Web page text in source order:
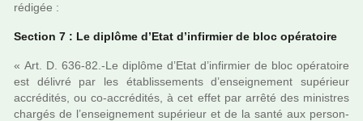
rédi­gée :
Section 7 : Le diplôme d’Etat d’infir­mier de bloc opé­ra­toire
« Art. D. 636-82.-Le diplôme d’Etat d’infir­mier de bloc opé­ra­toire
est déli­vré par les établissements d’ensei­gne­ment supé­rieur
accré­di­tés, ou co-accré­di­tés, à cet effet par arrêté des minis­tres
char­gés de l’ensei­gne­ment supé­rieur et de la santé aux per­son­